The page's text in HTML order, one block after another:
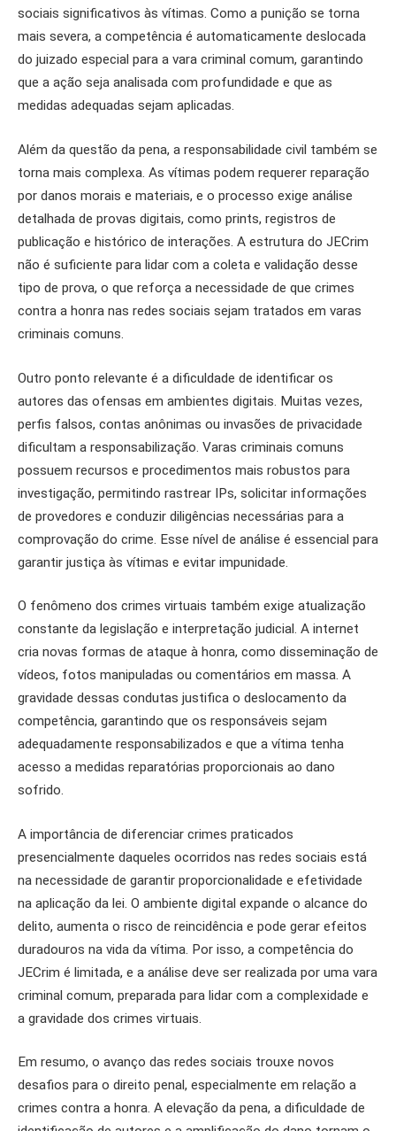
sociais significativos às vítimas. Como a punição se torna
mais severa, a competência é automaticamente deslocada
do juizado especial para a vara criminal comum, garantindo
que a ação seja analisada com profundidade e que as
medidas adequadas sejam aplicadas.
Além da questão da pena, a responsabilidade civil também se
torna mais complexa. As vítimas podem requerer reparação
por danos morais e materiais, e o processo exige análise
detalhada de provas digitais, como prints, registros de
publicação e histórico de interações. A estrutura do JECrim
não é suficiente para lidar com a coleta e validação desse
tipo de prova, o que reforça a necessidade de que crimes
contra a honra nas redes sociais sejam tratados em varas
criminais comuns.
Outro ponto relevante é a dificuldade de identificar os
autores das ofensas em ambientes digitais. Muitas vezes,
perfis falsos, contas anônimas ou invasões de privacidade
dificultam a responsabilização. Varas criminais comuns
possuem recursos e procedimentos mais robustos para
investigação, permitindo rastrear IPs, solicitar informações
de provedores e conduzir diligências necessárias para a
comprovação do crime. Esse nível de análise é essencial para
garantir justiça às vítimas e evitar impunidade.
O fenômeno dos crimes virtuais também exige atualização
constante da legislação e interpretação judicial. A internet
cria novas formas de ataque à honra, como disseminação de
vídeos, fotos manipuladas ou comentários em massa. A
gravidade dessas condutas justifica o deslocamento da
competência, garantindo que os responsáveis sejam
adequadamente responsabilizados e que a vítima tenha
acesso a medidas reparatórias proporcionais ao dano
sofrido.
A importância de diferenciar crimes praticados
presencialmente daqueles ocorridos nas redes sociais está
na necessidade de garantir proporcionalidade e efetividade
na aplicação da lei. O ambiente digital expande o alcance do
delito, aumenta o risco de reincidência e pode gerar efeitos
duradouros na vida da vítima. Por isso, a competência do
JECrim é limitada, e a análise deve ser realizada por uma vara
criminal comum, preparada para lidar com a complexidade e
a gravidade dos crimes virtuais.
Em resumo, o avanço das redes sociais trouxe novos
desafios para o direito penal, especialmente em relação a
crimes contra a honra. A elevação da pena, a dificuldade de